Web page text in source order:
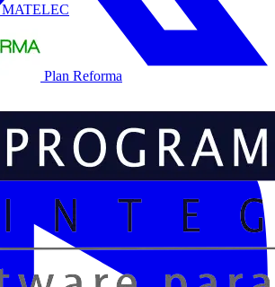
MATELEC
Plan Reforma